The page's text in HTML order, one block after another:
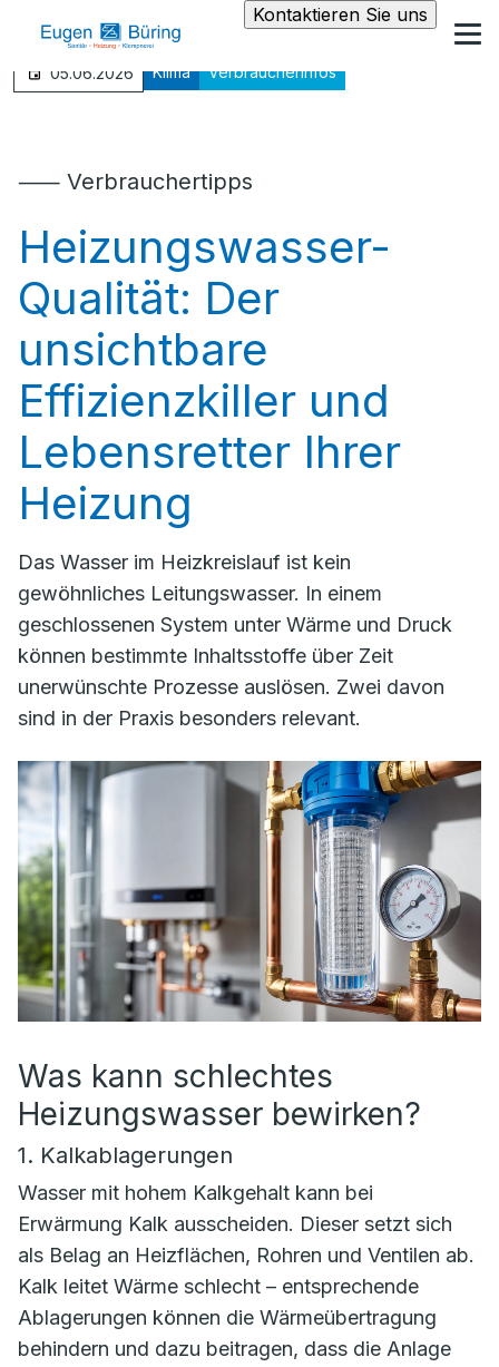
Kontaktieren Sie uns
05.06.2026 Klima Verbraucherinfos
⸺ Verbrauchertipps
Heizungswasser-
Qualität: Der
unsichtbare
Effizienzkiller und
Lebensretter Ihrer
Heizung
Das Wasser im Heizkreislauf ist kein
gewöhnliches Leitungswasser. In einem
geschlossenen System unter Wärme und Druck
können bestimmte Inhaltsstoffe über Zeit
unerwünschte Prozesse auslösen. Zwei davon
sind in der Praxis besonders relevant.
Was kann schlechtes
Heizungswasser bewirken?
1. Kalkablagerungen
Wasser mit hohem Kalkgehalt kann bei
Erwärmung Kalk ausscheiden. Dieser setzt sich
als Belag an Heizflächen, Rohren und Ventilen ab.
Kalk leitet Wärme schlecht – entsprechende
Ablagerungen können die Wärmeübertragung
behindern und dazu beitragen, dass die Anlage